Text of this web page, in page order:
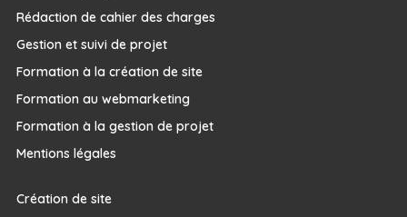
Rédaction de cahier des charges
Gestion et suivi de projet
Formation à la création de site
Formation au webmarketing
Formation à la gestion de projet
Mentions légales
Création de site